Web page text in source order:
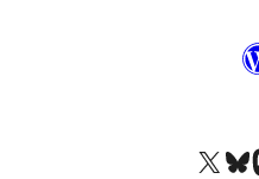
Besøg vores X (tidligere
Besøg